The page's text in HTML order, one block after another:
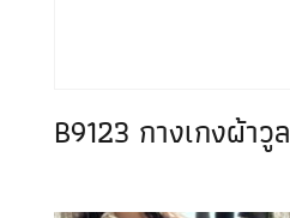
B9123 กางเกงผ้าวูล